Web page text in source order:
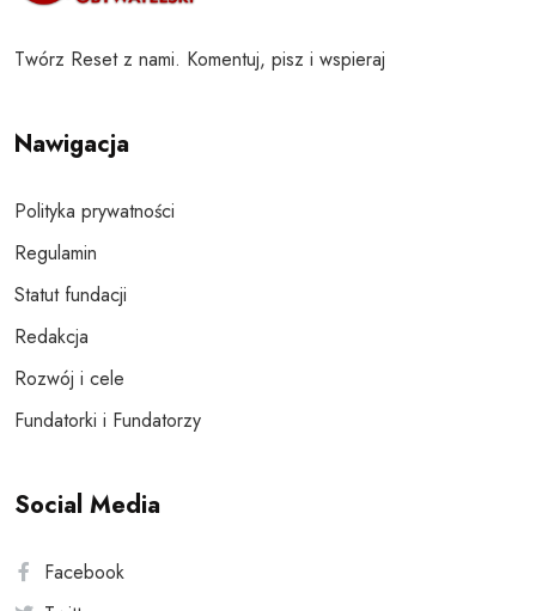
Twórz Reset z nami. Komentuj, pisz i wspieraj
Nawigacja
Polityka prywatności
Regulamin
Statut fundacji
Redakcja
Rozwój i cele
Fundatorki i Fundatorzy
Social Media
Facebook